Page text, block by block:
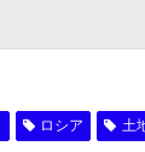
ロシア 土